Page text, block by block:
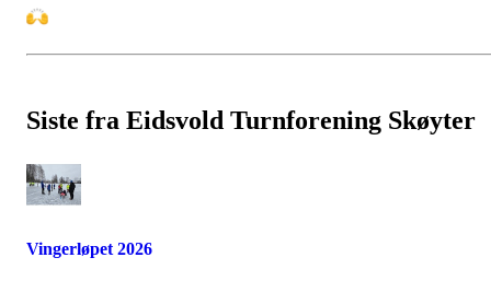
Siste fra Eidsvold Turnforening Skøyter
Vingerløpet 2026